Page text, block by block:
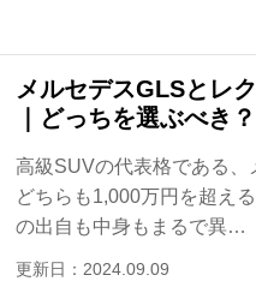
メルセデスGLSとレ
｜どっちを選ぶべき？
高級SUVの代表格である、
どちらも1,000万円を超え
の出自も中身もまるで異…
更新日：2024.09.09